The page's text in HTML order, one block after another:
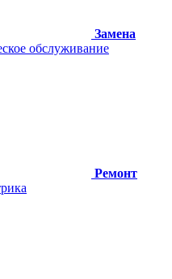
Замена
обслуживание
Ремонт